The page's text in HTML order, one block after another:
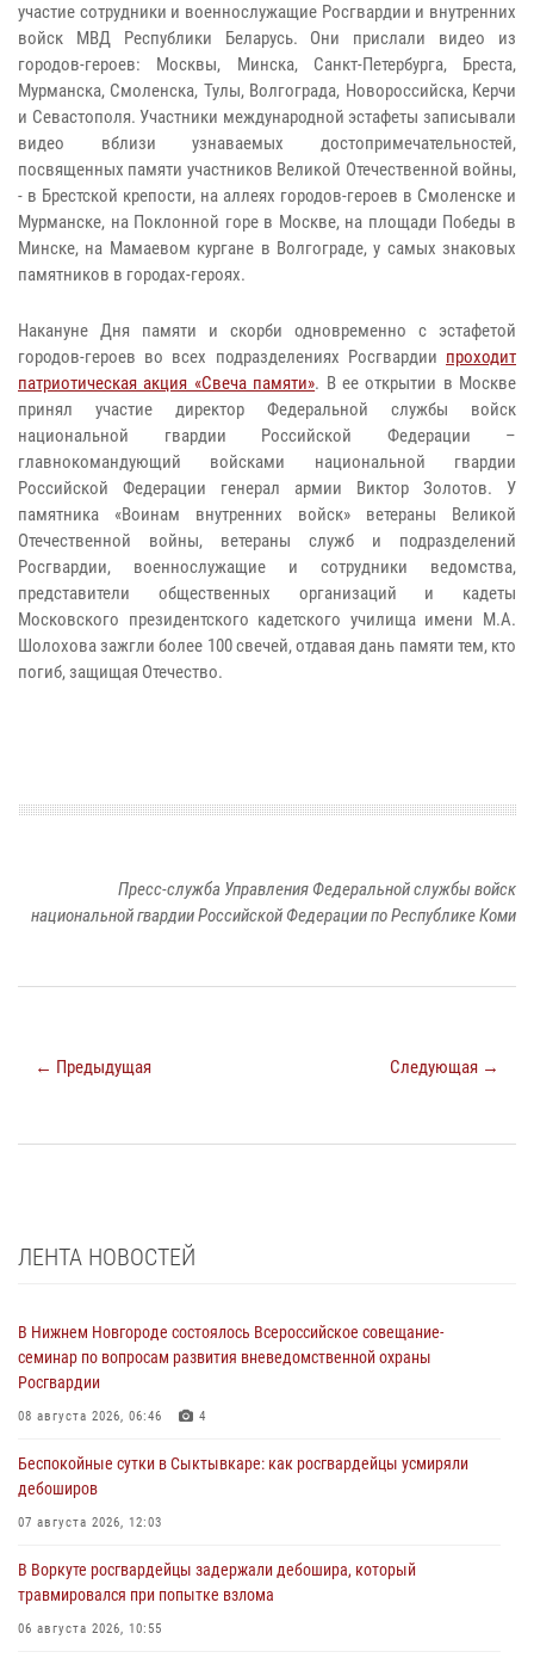
участие сотрудники и военнослужащие Росгвардии и внутренних
войск МВД Республики Беларусь. Они прислали видео из
городов-героев: Москвы, Минска, Санкт-Петербурга, Бреста,
Мурманска, Смоленска, Тулы, Волгограда, Новороссийска, Керчи
и Севастополя. Участники международной эстафеты записывали
видео вблизи узнаваемых достопримечательностей,
посвященных памяти участников Великой Отечественной войны,
- в Брестской крепости, на аллеях городов-героев в Смоленске и
Мурманске, на Поклонной горе в Москве, на площади Победы в
Минске, на Мамаевом кургане в Волгограде, у самых знаковых
памятников в городах-героях.
Накануне Дня памяти и скорби одновременно с эстафетой
городов-героев во всех подразделениях Росгвардии проходит
патриотическая акция «Свеча памяти». В ее открытии в Москве
принял участие директор Федеральной службы войск
национальной гвардии Российской Федерации –
главнокомандующий войсками национальной гвардии
Российской Федерации генерал армии Виктор Золотов. У
памятника «Воинам внутренних войск» ветераны Великой
Отечественной войны, ветераны служб и подразделений
Росгвардии, военнослужащие и сотрудники ведомства,
представители общественных организаций и кадеты
Московского президентского кадетского училища имени М.А.
Шолохова зажгли более 100 свечей, отдавая дань памяти тем, кто
погиб, защищая Отечество.
Пресс-служба Управления Федеральной службы войск
национальной гвардии Российской Федерации по Республике Коми
← Предыдущая Следующая →
ЛЕНТА НОВОСТЕЙ
В Нижнем Новгороде состоялось Всероссийское совещание-
семинар по вопросам развития вневедомственной охраны
Росгвардии
08 августа 2026, 06:46 4
Беспокойные сутки в Сыктывкаре: как росгвардейцы усмиряли
дебоширов
07 августа 2026, 12:03
В Воркуте росгвардейцы задержали дебошира, который
травмировался при попытке взлома
06 августа 2026, 10:55